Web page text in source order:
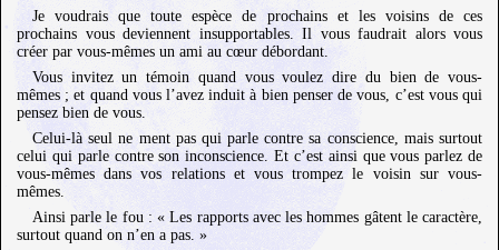
Je voudrais que toute espèce de prochains et les voisins de ces
prochains vous deviennent insupportables. Il vous faudrait alors vous
créer par vous-mêmes un ami au cœur débordant.
Vous invitez un témoin quand vous voulez dire du bien de vous-
mêmes ; et quand vous l’avez induit à bien penser de vous, c’est vous qui
pensez bien de vous.
Celui-là seul ne ment pas qui parle contre sa conscience, mais surtout
celui qui parle contre son inconscience. Et c’est ainsi que vous parlez de
vous-mêmes dans vos relations et vous trompez le voisin sur vous-
mêmes.
Ainsi parle le fou : « Les rapports avec les hommes gâtent le caractère,
surtout quand on n’en a pas. »